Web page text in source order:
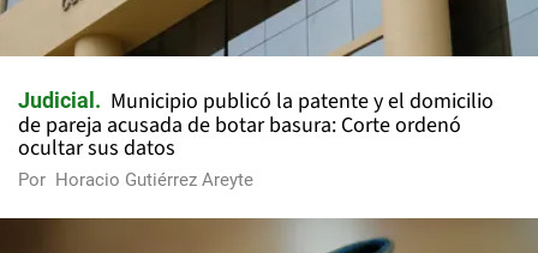
Judicial
Municipio publicó la patente y el domicilio
de pareja acusada de botar basura: Corte ordenó
ocultar sus datos
Por Horacio Gutiérrez Areyte